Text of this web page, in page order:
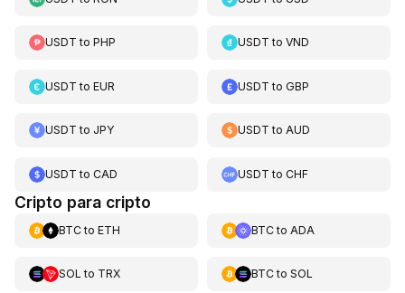
USDT to PHP USDT toVND
USDT to EUR USDT toGBP
USDT to JPY USDT toAUD
USDT to CAD USDT toCHF
Cripto para cripto
BTCto ETH BTCto ADA
SOL to TRX BTCto SOL